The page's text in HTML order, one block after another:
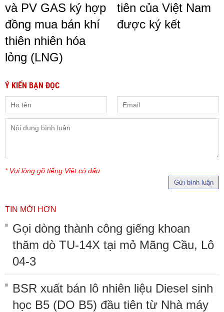
và PV GAS ký hợp
đồng mua bán khí
thiên nhiên hóa
lỏng (LNG)
tiên của Việt Nam
được ký kết
Ý KIẾN BẠN ĐỌC
* Vui lòng gõ tiếng Việt có dấu
Gửi bình luận
TIN MỚI HƠN
Gọi dòng thành công giếng khoan
thăm dò TU-14X tại mỏ Mãng Cầu, Lô
04-3
BSR xuất bán lô nhiên liệu Diesel sinh
học B5 (DO B5) đầu tiên từ Nhà máy